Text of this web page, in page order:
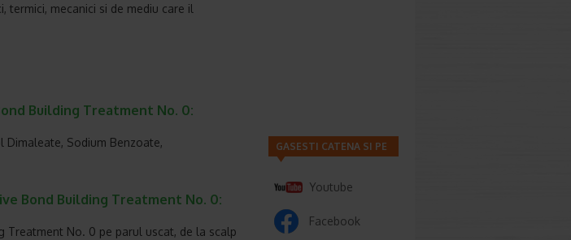
termici, mecanici si de mediu care il
Building Treatment No. 0:
Dimaleate, Sodium Benzoate,
Bond Building Treatment No. 0:
Treatment No. 0 pe parul uscat, de la scalp
GASESTI CATENA SI PE
Youtube
Facebook